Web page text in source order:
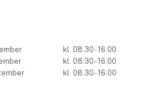
kl. 08.30 - 16.00
kl. 08.30 - 16.00
kl. 08.30 - 16.00